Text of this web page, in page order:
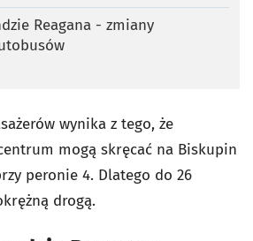
Reagana - zmiany
wynika z tego, że
mogą skręcać na Biskupin
peronie 4. Dlatego do 26
drogą.